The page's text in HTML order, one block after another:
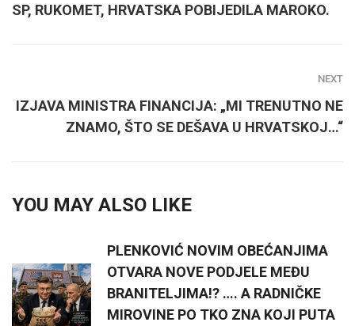
SP, RUKOMET, HRVATSKA POBIJEDILA MAROKO.
NEXT
IZJAVA MINISTRA FINANCIJA: „MI TRENUTNO NE
ZNAMO, ŠTO SE DEŠAVA U HRVATSKOJ…“
YOU MAY ALSO LIKE
PLENKOVIĆ NOVIM OBEĆANJIMA
OTVARA NOVE PODJELE MEĐU
BRANITELJIMA!? …. A RADNIČKE
MIROVINE PO TKO ZNA KOJI PUTA